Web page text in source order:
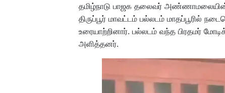
தமிழ்நாடு பாஜக தலைவர் அண்ணாமலையின்
திருப்பூர் மாவட்டம் பல்லடம் மாதப்பூரில்
உரையாற்றினார். பல்லடம் வந்த பிரதமர்
அளித்தனர்.